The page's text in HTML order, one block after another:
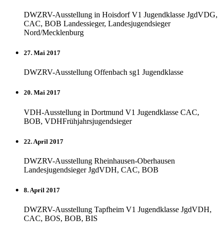
DWZRV-Ausstellung in Hoisdorf V1 Jugendklasse JgdVDG,
CAC, BOB Landessieger, Landesjugendsieger
Nord/Mecklenburg
27. Mai 2017
DWZRV-Ausstellung Offenbach sg1 Jugendklasse
20. Mai 2017
VDH-Ausstellung in Dortmund V1 Jugendklasse CAC,
BOB, VDHFrühjahrsjugendsieger
22. April 2017
DWZRV-Ausstellung Rheinhausen-Oberhausen
Landesjugendsieger JgdVDH, CAC, BOB
8. April 2017
DWZRV-Ausstellung Tapfheim V1 Jugendklasse JgdVDH,
CAC, BOS, BOB, BIS